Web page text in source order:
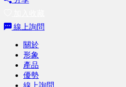
線上詢問
關於
形象
產品
優勢
線上詢問